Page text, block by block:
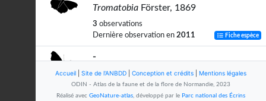
Tromatobia Förster, 1869
3 observations
Dernière observation en 2011 Fiche espèce
-
Phytodietus arcuatorius(Thunberg,
1824)
2observations
Accueil Site de l'ANBDD Conception et crédits Mentions légales
ODIN - Atlas de la faune et de la flore de Normandie, 2023
Réalisé avec GeoNature-atlas, développé par le Parc national des Écrins